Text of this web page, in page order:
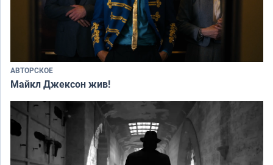
АВТОРСКОЕ
Майкл Джексон жив!